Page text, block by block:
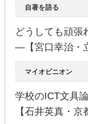
自著を語る
どうしても頑
―【宮口幸治・
マイオピニオン
学校のICT文具
【石井英真・